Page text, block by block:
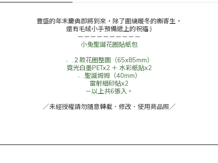
豐盛的年末慶典即將到來，除了圍繞暖冬的槲寄生，
還有毛絨小手預備遞上的祝福:)
－－－－－－－－－－
小兔聖誕花圈貼紙包
﹆.２款花圈整圖（65x85mm）
霓光白墨PETx2 ＋ 水彩紙貼x2
﹆.聖誕姆姆（40mm）
雷射細砂貼x2
－以上共6張入。
／未經授權請勿隨意轉載．修改．使用商品照／